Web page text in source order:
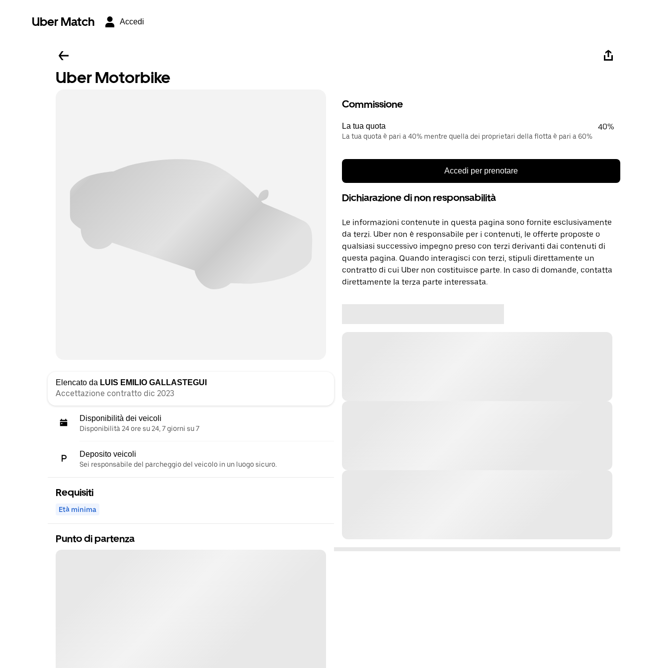
Uber Match Accedi
Uber Motorbike
Elencato da LUIS EMILIO GALLASTEGUI
Accettazione contratto dic 2023
Disponibilità dei veicoli
Disponibilità 24 ore su 24, 7 giorni su 7
Deposito veicoli
Sei responsabile del parcheggio del veicolo in un luogo sicuro.
Requisiti
Età minima
Punto di partenza
Commissione
La tua quota
La tua quota è pari a 40% mentre quella dei proprietari della flotta è pari a 60%
40%
Accedi per prenotare
Dichiarazione di non responsabilità
Le informazioni contenute in questa pagina sono fornite esclusivamente
da terzi. Uber non è responsabile per i contenuti, le offerte proposte o
qualsiasi successivo impegno preso con terzi derivanti dai contenuti di
questa pagina. Quando interagisci con terzi, stipuli direttamente un
contratto di cui Uber non costituisce parte. In caso di domande, contatta
direttamente la terza parte interessata.